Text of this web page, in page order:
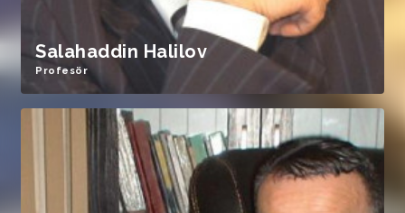
Salahaddin Halilov
Profesör